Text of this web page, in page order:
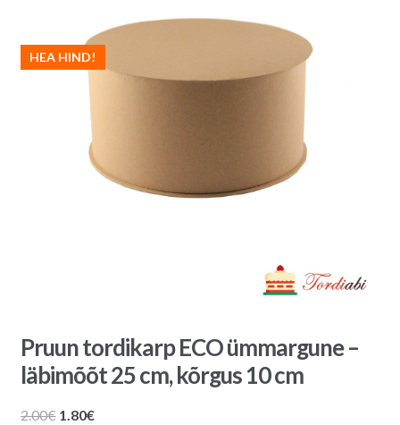
HEA HIND!
Pruun tordikarp ECO ümmargune –
läbimõõt 25 cm, kõrgus 10 cm
2.00€ Algne
1.80€Praegune